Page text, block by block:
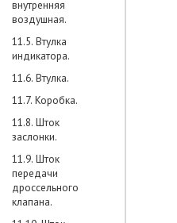
внутренняя
воздушная.
11.5. Втулка
индикатора.
11.6. Втулка.
11.7. Коробка.
11.8. Шток
заслонки.
11.9. Шток
передачи
дроссельного
клапана.